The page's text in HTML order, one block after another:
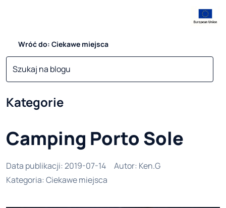
Wróć do: Ciekawe miejsca
Kategorie
Camping Porto Sole
Data publikacji: 2019-07-14 Autor: Ken.G
Kategoria: Ciekawe miejsca